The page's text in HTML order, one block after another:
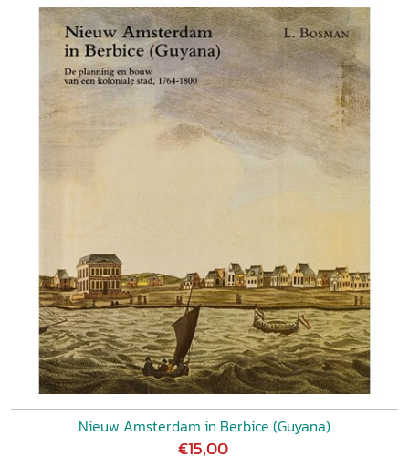
Nieuw Amsterdam in Berbice (Guyana)
€15,00